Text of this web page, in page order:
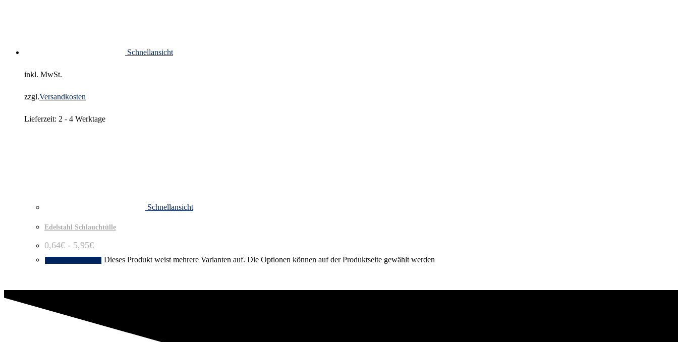
Schnellansicht
inkl. MwSt.
zzgl.Versandkosten
Lieferzeit: 2 - 4 Werktage
Schnellansicht
Edelstahl Schlauchtülle
0,64€ - 5,95€
Dieses Produkt weist mehrere Varianten auf. Die Optionen können auf der Produktseite gewählt werden